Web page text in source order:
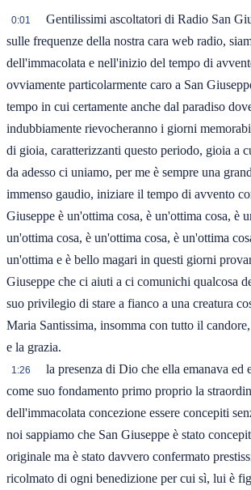
0:01
Gentilissimi ascoltatori di Radio San
sulle frequenze della nostra cara web radio,
dell'immacolata e nell'inizio del tempo di
ovviamente particolarmente caro a San
tempo in cui certamente anche dal paradiso
indubbiamente rievocheranno i giorni
di gioia, caratterizzanti questo periodo, gioia a
da adesso ci uniamo, per me è sempre una
immenso gaudio, iniziare il tempo di avvento
Giuseppe è un'ottima cosa, è un'ottima cosa, è
un'ottima cosa, è un'ottima cosa, è un'ottima
un'ottima e è bello magari in questi giorni
Giuseppe che ci aiuti a ci comunichi qualcosa
suo privilegio di stare a fianco a una creatura
Maria Santissima, insomma con tutto il
e la grazia.
1:26
la presenza di Dio che ella emanava ed
come suo fondamento primo proprio la
dell'immacolata concezione essere concepiti
noi sappiamo che San Giuseppe è stato
originale ma è stato davvero confermato
ricolmato di ogni benedizione per cui sì, lui è